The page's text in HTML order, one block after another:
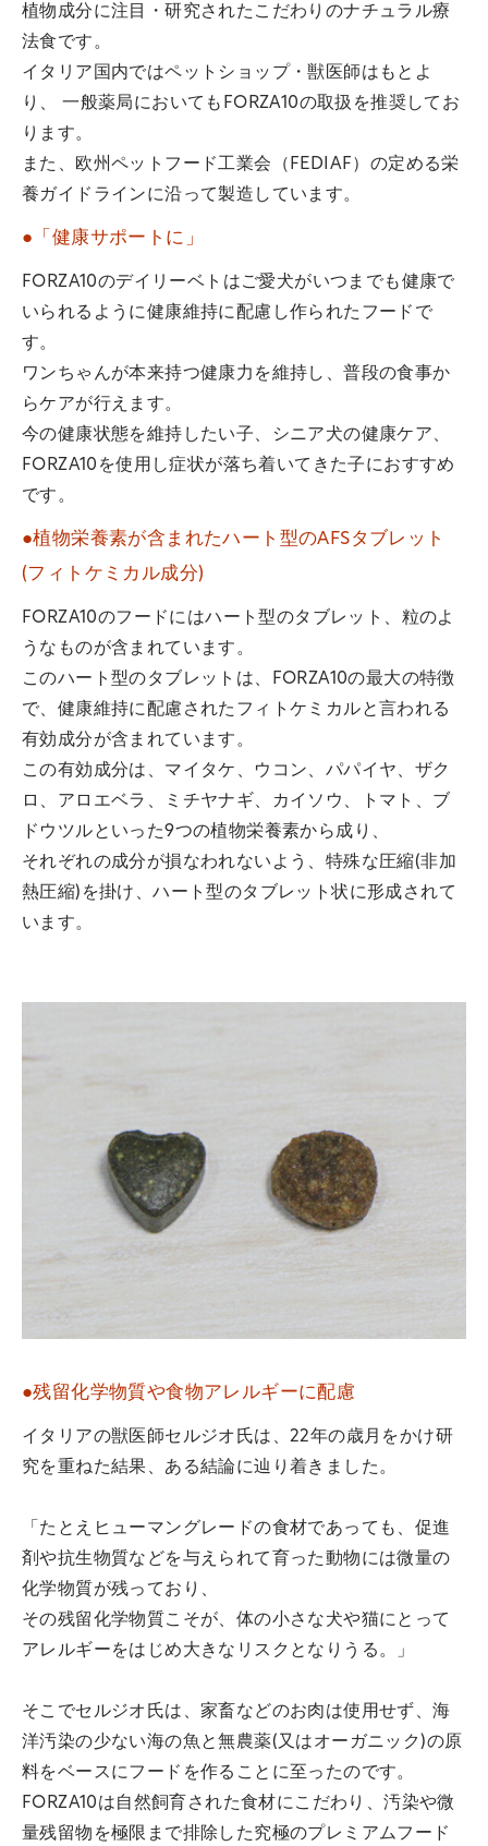
植物成分に注目・研究されたこだわりのナチュラル療
法食です。
イタリア国内ではペットショップ・獣医師はもとよ
り、 一般薬局においてもFORZA10の取扱を推奨してお
ります。
また、欧州ペットフード工業会（FEDIAF）の定める栄
養ガイドラインに沿って製造しています。
●「健康サポートに」
FORZA10のデイリーベトはご愛犬がいつまでも健康で
いられるように健康維持に配慮し作られたフードで
す。
ワンちゃんが本来持つ健康力を維持し、普段の食事か
らケアが行えます。
今の健康状態を維持したい子、シニア犬の健康ケア、
FORZA10を使用し症状が落ち着いてきた子におすすめ
です。
●植物栄養素が含まれたハート型のAFSタブレット
(フィトケミカル成分)
FORZA10のフードにはハート型のタブレット、粒のよ
うなものが含まれています。
このハート型のタブレットは、FORZA10の最大の特徴
で、健康維持に配慮されたフィトケミカルと言われる
有効成分が含まれています。
この有効成分は、マイタケ、ウコン、パパイヤ、ザク
ロ、アロエベラ、ミチヤナギ、カイソウ、トマト、ブ
ドウツルといった9つの植物栄養素から成り、
それぞれの成分が損なわれないよう、特殊な圧縮(非加
熱圧縮)を掛け、ハート型のタブレット状に形成されて
います。
●残留化学物質や食物アレルギーに配慮
イタリアの獣医師セルジオ氏は、22年の歳月をかけ研
究を重ねた結果、ある結論に辿り着きました。
「たとえヒューマングレードの食材であっても、促進
剤や抗生物質などを与えられて育った動物には微量の
化学物質が残っており、
その残留化学物質こそが、体の小さな犬や猫にとって
アレルギーをはじめ大きなリスクとなりうる。」
そこでセルジオ氏は、家畜などのお肉は使用せず、海
洋汚染の少ない海の魚と無農薬(又はオーガニック)の原
料をベースにフードを作ることに至ったのです。
FORZA10は自然飼育された食材にこだわり、汚染や微
量残留物を極限まで排除した究極のプレミアムフード